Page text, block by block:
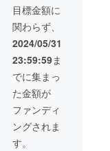
で予め
ご了承
下さい
※その他
クーポ
ンや割
引との
併用は
できま
せん
目標金額に
関わらず、
2024/05/31
23:59:59ま
でに集まっ
た金額が
ファンディ
ングされま
す。